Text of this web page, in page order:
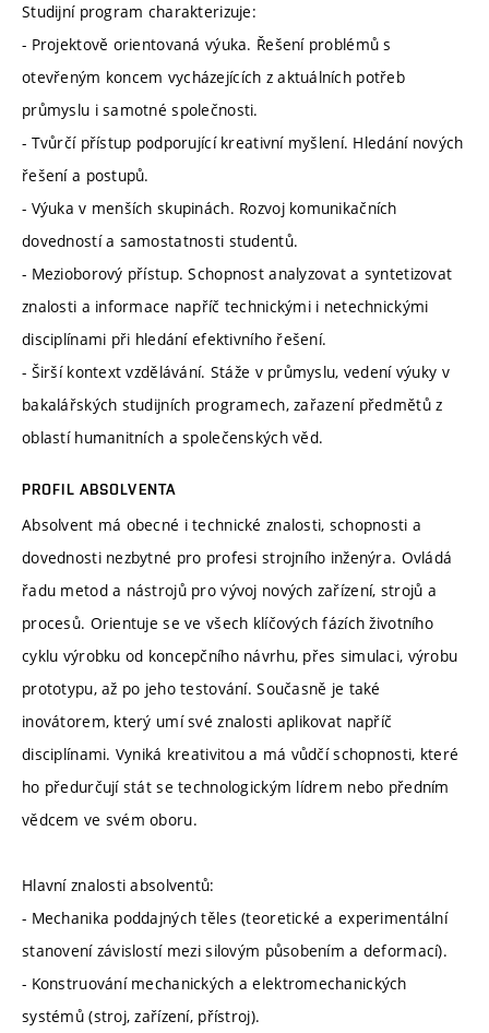
Studijní program charakterizuje:
- Projektově orientovaná výuka. Řešení problémů s
otevřeným koncem vycházejících z aktuálních potřeb
průmyslu i samotné společnosti.
- Tvůrčí přístup podporující kreativní myšlení. Hledání nových
řešení a postupů.
- Výuka v menších skupinách. Rozvoj komunikačních
dovedností a samostatnosti studentů.
- Mezioborový přístup. Schopnost analyzovat a syntetizovat
znalosti a informace napříč technickými i netechnickými
disciplínami při hledání efektivního řešení.
- Širší kontext vzdělávání. Stáže v průmyslu, vedení výuky v
bakalářských studijních programech, zařazení předmětů z
oblastí humanitních a společenských věd.
PROFIL ABSOLVENTA
Absolvent má obecné i technické znalosti, schopnosti a
dovednosti nezbytné pro profesi strojního inženýra. Ovládá
řadu metod a nástrojů pro vývoj nových zařízení, strojů a
procesů. Orientuje se ve všech klíčových fázích životního
cyklu výrobku od koncepčního návrhu, přes simulaci, výrobu
prototypu, až po jeho testování. Současně je také
inovátorem, který umí své znalosti aplikovat napříč
disciplínami. Vyniká kreativitou a má vůdčí schopnosti, které
ho předurčují stát se technologickým lídrem nebo předním
vědcem ve svém oboru.
Hlavní znalosti absolventů:
- Mechanika poddajných těles (teoretické a experimentální
stanovení závislostí mezi silovým působením a deformací).
- Konstruování mechanických a elektromechanických
systémů (stroj, zařízení, přístroj).